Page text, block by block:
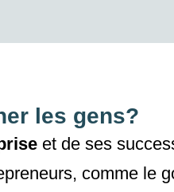
les gens?
et de ses
comme le